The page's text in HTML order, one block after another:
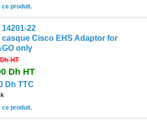
ce produit.
22
casque Cisco EHS Adaptor for
only
HT
Dh HT
Dh TTC
ce produit.